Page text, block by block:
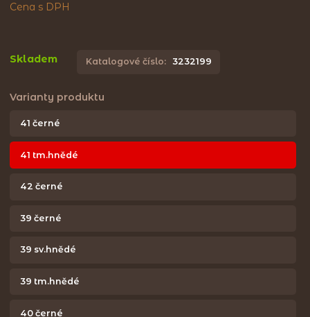
Cena s DPH
Skladem Katalogové číslo: 3232199
Varianty produktu
41 černé
41 tm.hnědé
42 černé
39 černé
39 sv.hnědé
39 tm.hnědé
40 černé